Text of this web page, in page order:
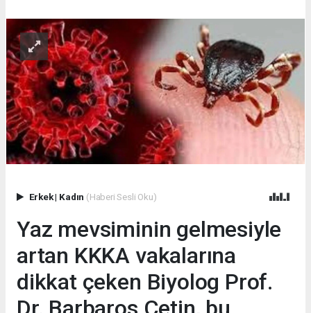
Erkek| Kadın (Haberi Sesli Oku)
Yaz mevsiminin gelmesiyle
artan KKKA vakalarına
dikkat çeken Biyolog Prof.